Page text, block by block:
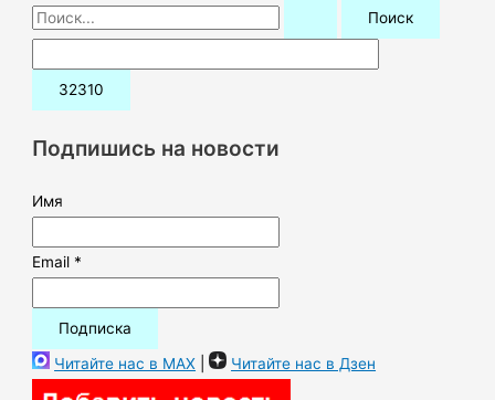
П
о
и
:Подпишись на новости
Имя
Email *
Читайте нас в MAX | Читайте нас в Дзен